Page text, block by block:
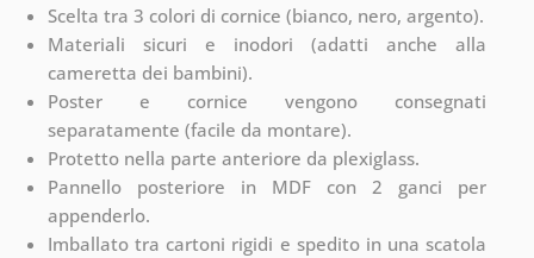
Scelta tra 3 colori di cornice (bianco, nero, argento).
Materiali sicuri e inodori (adatti anche alla
cameretta dei bambini).
Poster e cornice vengono consegnati
separatamente (facile da montare).
Protetto nella parte anteriore da plexiglass.
Pannello posteriore in MDF con 2 ganci per
appenderlo.
Imballato tra cartoni rigidi e spedito in una scatola